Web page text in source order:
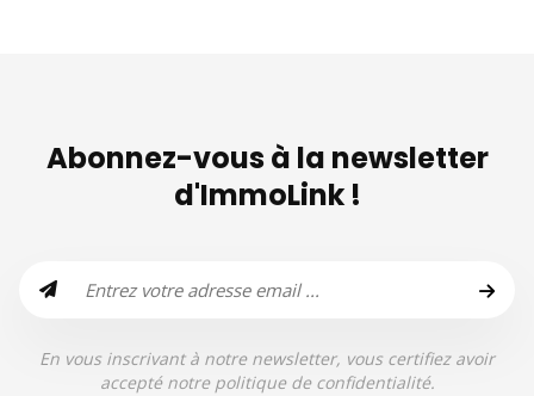
Abonnez-vous à la newsletter
d'ImmoLink !
En vous inscrivant à notre newsletter, vous certifiez avoir
accepté notre politique de confidentialité.